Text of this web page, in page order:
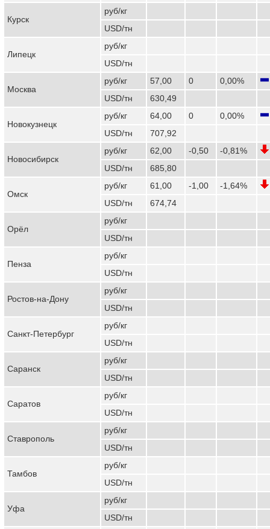
Курск
руб/кг
USD/тн
Липецк
руб/кг
USD/тн
Москва
руб/кг 57,00 0
0,00%
USD/тн
630,49
Новокузнецк
руб/кг 64,00 0
0,00%
USD/тн
707,92
Новосибирск
руб/кг 62,00 -0,50
-0,81%
USD/тн
685,80
Омск
руб/кг 61,00 -1,00
-1,64%
USD/тн
674,74
Орёл
руб/кг
USD/тн
Пенза
руб/кг
USD/тн
Ростов-на-Дону
руб/кг
USD/тн
Санкт-Петербург
руб/кг
USD/тн
Саранск
руб/кг
USD/тн
Саратов
руб/кг
USD/тн
Ставрополь
руб/кг
USD/тн
Тамбов
руб/кг
USD/тн
Уфа
руб/кг
USD/тн